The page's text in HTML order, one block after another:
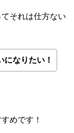
それは仕方ない
になりたい！
めです！